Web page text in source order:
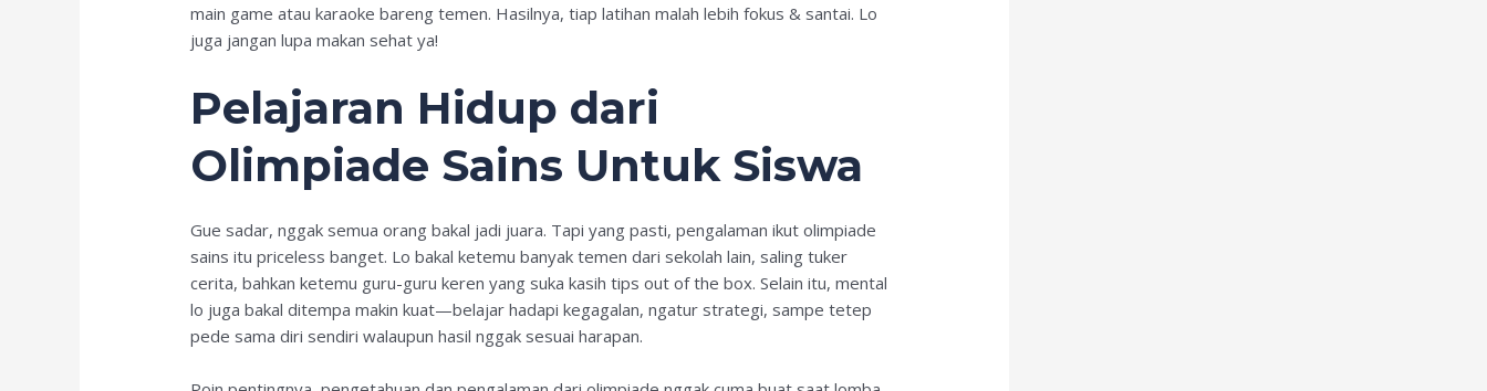
main game atau karaoke bareng temen. Hasilnya, tiap latihan malah lebih fokus & santai. Lo
juga jangan lupa makan sehat ya!
Pelajaran Hidup dari
Olimpiade Sains Untuk Siswa
Gue sadar, nggak semua orang bakal jadi juara. Tapi yang pasti, pengalaman ikut olimpiade
sains itu priceless banget. Lo bakal ketemu banyak temen dari sekolah lain, saling tuker
cerita, bahkan ketemu guru-guru keren yang suka kasih tips out of the box. Selain itu, mental
lo juga bakal ditempa makin kuat—belajar hadapi kegagalan, ngatur strategi, sampe tetep
pede sama diri sendiri walaupun hasil nggak sesuai harapan.